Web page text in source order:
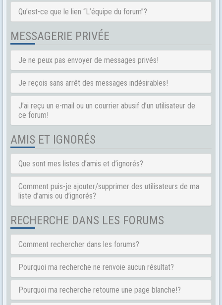
Qu’est-ce que le lien “L’équipe du forum”?
MESSAGERIE PRIVÉE
Je ne peux pas envoyer de messages privés!
Je reçois sans arrêt des messages indésirables!
J’ai reçu un e-mail ou un courrier abusif d’un utilisateur de
ce forum!
AMIS ET IGNORÉS
Que sont mes listes d’amis et d’ignorés?
Comment puis-je ajouter/supprimer des utilisateurs de ma
liste d’amis ou d’ignorés?
RECHERCHE DANS LES FORUMS
Comment rechercher dans les forums?
Pourquoi ma recherche ne renvoie aucun résultat?
Pourquoi ma recherche retourne une page blanche!?